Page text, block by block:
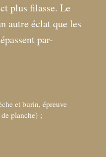
plus filasse. Le
autre éclat que les
par-
et burin, épreuve
planche) ;